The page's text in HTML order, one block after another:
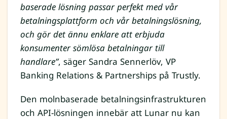
baserade lösning passar perfekt med vår
betalningsplattform och vår betalningslösning,
och gör det ännu enklare att erbjuda
konsumenter sömlösa betalningar till
handlare”, säger Sandra Sennerlöv, VP
Banking Relations & Partnerships på Trustly.
Den molnbaserade betalningsinfrastrukturen
och API-lösningen innebär att Lunar nu kan